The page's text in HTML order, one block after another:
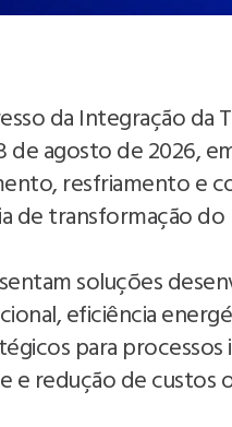
da Integração
de agosto de 2026,
resfriamento e
de transformação do
soluções
eficiência
para
redução de custos